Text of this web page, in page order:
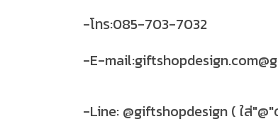
-โทร:085-703-7032
-E-
-Line: @giftshopdesign ( ใส่"@"